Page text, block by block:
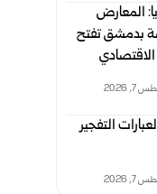
المعارض
بدمشق تفتح
الاقتصادي
2026
التفجير
2026